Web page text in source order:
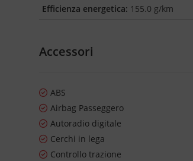
Efficienza energetica: 155.0 g/km
Accessori
ABS
Airbag Passeggero
Autoradio digitale
Cerchi in lega
Controllo trazione